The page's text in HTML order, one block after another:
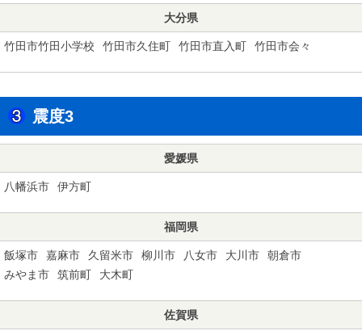
大分県
竹田市竹田小学校 竹田市久住町 竹田市直入町 竹田市会々
震度3
愛媛県
八幡浜市 伊方町
福岡県
飯塚市 嘉麻市 久留米市 柳川市 八女市 大川市
朝倉市
みやま市
筑前町 大木町
佐賀県